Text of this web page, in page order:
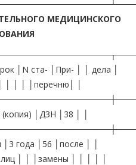
МЕДИЦИНСКОГО
│N ста- │При- │ │ дела │
│ │ │ │перечню│ │
│ДЗН │38 │ │
года │56 │после │ │
│ │ │замены │ │ │ │ │